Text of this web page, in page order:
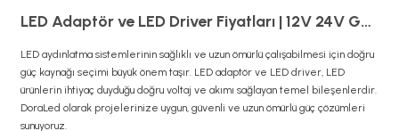
LED Adaptör ve LED Driver Fiyatları | 12V 24V Güç Kaynağı Çeşitleri – DoraLed
LED aydınlatma sistemlerinin sağlıklı ve uzun ömürlü çalışabilmesi için doğru
güç kaynağı seçimi büyük önem taşır. LED adaptör ve LED driver, LED
ürünlerin ihtiyaç duyduğu doğru voltaj ve akımı sağlayan temel bileşenlerdir.
DoraLed olarak projelerinize uygun, güvenli ve uzun ömürlü güç çözümleri
sunuyoruz.